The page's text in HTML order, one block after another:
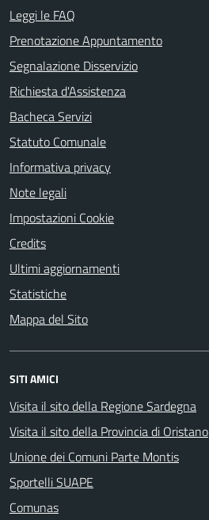
Leggi le FAQ
Prenotazione Appuntamento
Segnalazione Disservizio
Richiesta d'Assistenza
Bacheca Servizi
Statuto Comunale
Informativa privacy
Note legali
Impostazioni Cookie
Credits
Ultimi aggiornamenti
Statistiche
Mappa del Sito
SITI AMICI
Visita il sito della Regione Sardegna
Visita il sito della Provincia di Oristano
Unione dei Comuni Parte Montis
Sportelli SUAPE
Comunas